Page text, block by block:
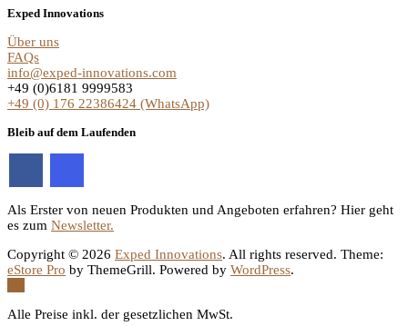
Exped Innovations
Über uns
FAQs
info@exped-innovations.com
+49 (0)6181 9999583
+49 (0) 176 22386424 (WhatsApp)
Bleib auf dem Laufenden
Als Erster von neuen Produkten und Angeboten erfahren? Hier geht
es zum Newsletter.
Copyright © 2026 Exped Innovations. All rights reserved. Theme:
eStore Pro by ThemeGrill. Powered by WordPress.
Alle Preise inkl. der gesetzlichen MwSt.